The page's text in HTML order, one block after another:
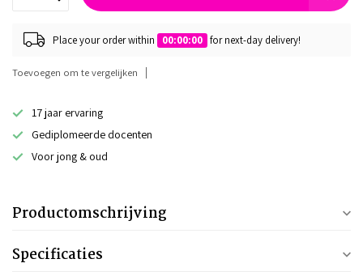
Place your order within 00:00:00 for next-day delivery!
Toevoegen om te vergelijken
17 jaar ervaring
Gediplomeerde docenten
Voor jong & oud
Productomschrijving
Specificaties